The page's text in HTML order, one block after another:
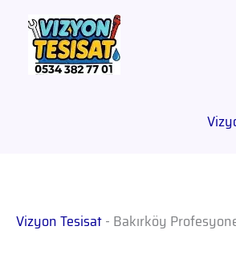
Vizyon Tesisat- Bakırköy